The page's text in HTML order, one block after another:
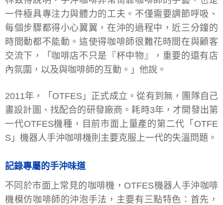
一件極具專注力與體力的工夫。不僅需要調節呼吸、
每個步驟都得小心翼翼，在沖的過程中，近三分鐘的
時間動都不能動。這使得咖啡師很難花時間在與顧客
交流下，「咖啡店不只是『杯中物』，重要的還有店
內氛圍，以及與咖啡師的互動。」他說。
2011年，「OTFES」正式成立。從有到無，團隊自己
畫設計圖、找配合的研發廠商。耗時3年，才開發出第
一代OTFES機種，目前市面上量產的第二代「OTFE
S」機器人手沖咖啡機則主要克服上一代的失溫問題。
記錄專屬的手沖味道
不同於市面上常見的咖啡機，OTFES機器人手沖咖啡
機模仿咖啡師的沖泡手法，主要有三點特色：首先，